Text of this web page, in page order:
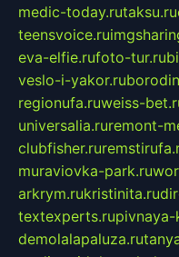
medic-today.rutaksu.ru
teensvoice.ru
eva-elfie.rufoto-tur.ru
veslo-i-yakor.ru
regionufa.ruweiss-
universalia.ruremont-
clubfisher.ru
muraviovka-park.ru
arkrym.rukristinita.ru
textexperts.rupivnaya-
demolalapaluza.ru